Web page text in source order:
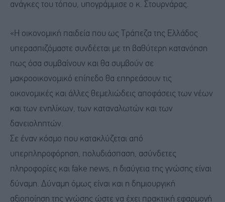
ανάγκες του τόπου, υπογράμμισε ο κ. Στουρνάρας.
«Η οικονομική παιδεία που ως Τράπεζα της Ελλάδος
υπερασπιζόμαστε συνδέεται με τη βαθύτερη κατανόηση
πως όσα συμβαίνουν και θα συμβούν σε
μακροοικονομικό επίπεδο θα επηρεάσουν τις
οικονομικές και άλλες θεμελιώδεις αποφάσεις των νέων
και των ενηλίκων, των καταναλωτών και των
δανειοληπτών.
Σε έναν κόσμο που κατακλύζεται από
υπερπληροφόρηση, πολυδιάσπαση, ασύνδετες
πληροφορίες και fake news, η διαύγεια της γνώσης είναι
δύναμη. Δύναμη όμως είναι και η δημιουργική
αξιοποίηση της γνώσης ώστε να έχει πρακτική εφαρμογή